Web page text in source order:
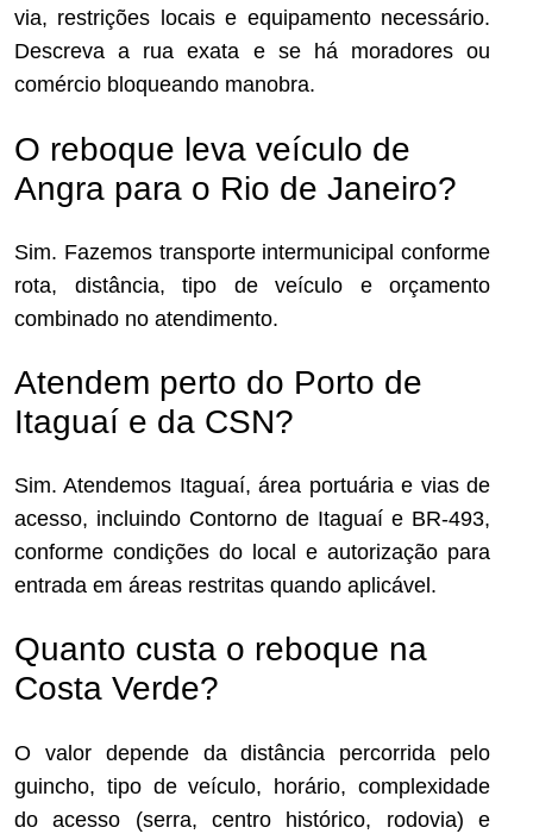
via, restrições locais e equipamento necessário.
Descreva a rua exata e se há moradores ou
comércio bloqueando manobra.
O reboque leva veículo de
Angra para o Rio de Janeiro?
Sim. Fazemos transporte intermunicipal conforme
rota, distância, tipo de veículo e orçamento
combinado no atendimento.
Atendem perto do Porto de
Itaguaí e da CSN?
Sim. Atendemos Itaguaí, área portuária e vias de
acesso, incluindo Contorno de Itaguaí e BR-493,
conforme condições do local e autorização para
entrada em áreas restritas quando aplicável.
Quanto custa o reboque na
Costa Verde?
O valor depende da distância percorrida pelo
guincho, tipo de veículo, horário, complexidade
do acesso (serra, centro histórico, rodovia) e